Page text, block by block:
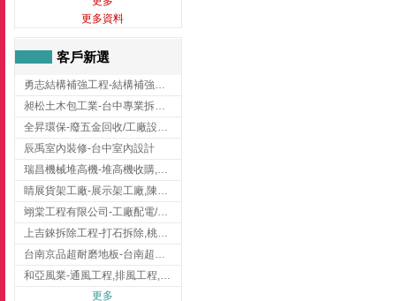
更多資料
客戶新選
勇志結構補強工程-結構補強工程 ,桃園結構補強工程,龍潭結構補強工程
昶松土木包工業-台中專業拆除工程/挖土機出租
全昇環保-廢五金回收/工廠設備收購/機械設備回收/高價收購廠房設備
辰禹室內裝修-台中室內設計
瑞昌機械堆高機-堆高機收購,新北市堆高機,桃園堆高機
睛展貨架工廠-展示架工廠,陳列架,台中展示架工廠
翊棠工程有限公司-工廠配電/高雄消防機電公司
上吉錸拆除工程-打石拆除,桃園打石拆除,桃園拆除工程
台南京品超耐磨地板-台南超耐磨地板
和亞風業-通風工程,排風工程,彰化通風工程,彰化排風工程
更多